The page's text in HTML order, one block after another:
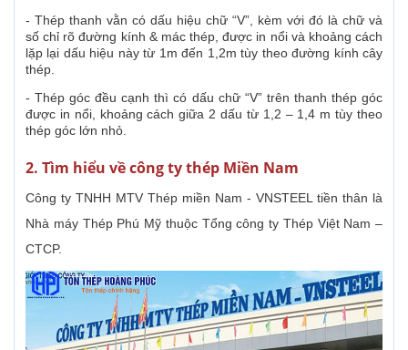
- Thép thanh vằn có dấu hiệu chữ “V”, kèm với đó là chữ và
số chỉ rõ đường kính & mác thép, được in nổi và khoảng cách
lặp lại dấu hiệu này từ 1m đến 1,2m tùy theo đường kính cây
thép.
- Thép góc đều cạnh thì có dấu chữ “V” trên thanh thép góc
được in nổi, khoảng cách giữa 2 dấu từ 1,2 – 1,4 m tùy theo
thép góc lớn nhỏ.
2. Tìm hiểu về công ty thép Miền Nam
Công ty TNHH MTV Thép miền Nam - VNSTEEL tiền thân là
Nhà máy Thép Phú Mỹ thuộc Tổng công ty Thép Việt Nam –
CTCP.